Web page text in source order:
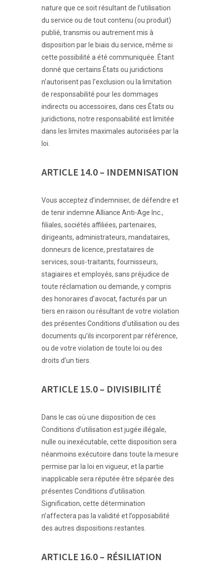
nature que ce soit résultant de l’utilisation
du service ou de tout contenu (ou produit)
publié, transmis ou autrement mis à
disposition par le biais du service, même si
cette possibilité a été communiquée. Étant
donné que certains États ou juridictions
n’autorisent pas l’exclusion ou la limitation
de responsabilité pour les dommages
indirects ou accessoires, dans ces États ou
juridictions, notre responsabilité est limitée
dans les limites maximales autorisées par la
loi.
ARTICLE 14.0 – INDEMNISATION
Vous acceptez d’indemniser, de défendre et
de tenir indemne Alliance Anti-Age Inc.,
filiales, sociétés affiliées, partenaires,
dirigeants, administrateurs, mandataires,
donneurs de licence, prestataires de
services, sous-traitants, fournisseurs,
stagiaires et employés, sans préjudice de
toute réclamation ou demande, y compris
des honoraires d’avocat, facturés par un
tiers en raison ou résultant de votre violation
des présentes Conditions d’utilisation ou des
documents qu’ils incorporent par référence,
ou de votre violation de toute loi ou des
droits d’un tiers.
ARTICLE 15.0 – DIVISIBILITÉ
Dans le cas où une disposition de ces
Conditions d’utilisation est jugée illégale,
nulle ou inexécutable, cette disposition sera
néanmoins exécutoire dans toute la mesure
permise par la loi en vigueur, et la partie
inapplicable sera réputée être séparée des
présentes Conditions d’utilisation.
Signification, cette détermination
n’affectera pas la validité et l’opposabilité
des autres dispositions restantes.
ARTICLE 16.0 – RÉSILIATION